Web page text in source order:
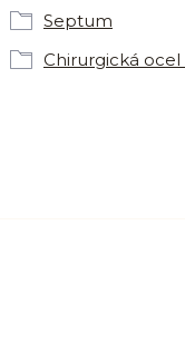
Septum
Chirurgická ocel